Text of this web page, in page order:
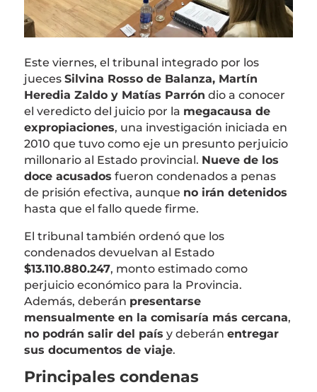
Este viernes, el tribunal integrado por los
jueces Silvina Rosso de Balanza, Martín
Heredia Zaldo y Matías Parrón dio a conocer
el veredicto del juicio por la megacausa de
expropiaciones, una investigación iniciada en
2010 que tuvo como eje un presunto perjuicio
millonario al Estado provincial. Nueve de los
doce acusados fueron condenados a penas
de prisión efectiva, aunque no irán detenidos
hasta que el fallo quede firme.
El tribunal también ordenó que los
condenados devuelvan al Estado
$13.110.880.247, monto estimado como
perjuicio económico para la Provincia.
Además, deberán presentarse
mensualmente en la comisaría más cercana,
no podrán salir del país y deberán entregar
sus documentos de viaje.
Principales condenas